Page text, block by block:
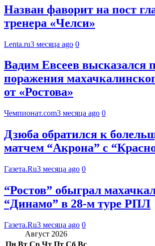
Назван фаворит на пост
тренера «Челси»
Lenta.ru3 месяца ago 0
Вадим Евсеев высказался
поражения
от «Ростова»
Чемпионат.com3 месяца ago 0
Дзюба обратился к
матчем “Акрона” с
Газета.Ru3 месяца ago 0
“Ростов” обыграл
“Динамо” в 28-м туре РПЛ
Газета.Ru3 месяца ago 0
Август 2026
Пн Вт Ср Чт Пт Сб Вс